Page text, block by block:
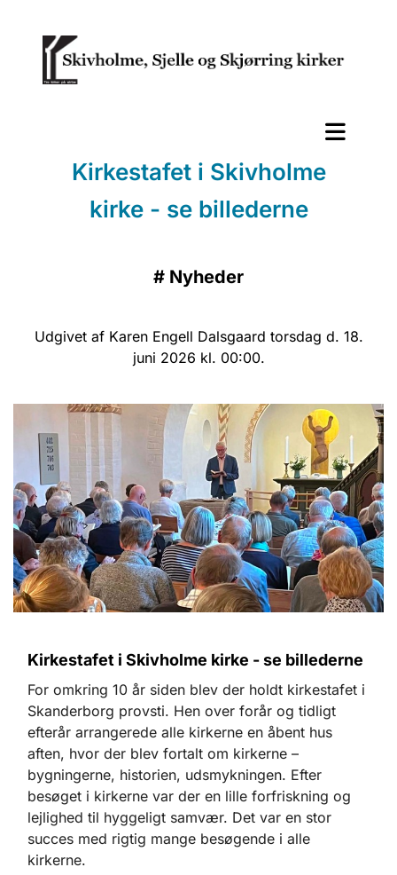
Kirkestafet i Skivholme
kirke - se billederne
# Nyheder
Udgivet af Karen Engell Dalsgaard torsdag d. 18.
juni 2026 kl. 00:00.
Kirkestafet i Skivholme kirke - se billederne
For omkring 10 år siden blev der holdt kirkestafet i
Skanderborg provsti. Hen over forår og tidligt
efterår arrangerede alle kirkerne en åbent hus
aften, hvor der blev fortalt om kirkerne –
bygningerne, historien, udsmykningen. Efter
besøget i kirkerne var der en lille forfriskning og
lejlighed til hyggeligt samvær. Det var en stor
succes med rigtig mange besøgende i alle
kirkerne.